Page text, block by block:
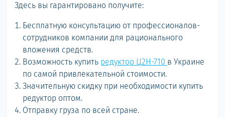
Здесь вы гарантировано получите:
Бесплатную консультацию от профессионалов-
сотрудников компании для рационального
вложения средств.
Возможность купить редуктор Ц2Н-710 в Украине
по самой привлекательной стоимости.
Значительную скидку при необходимости купить
редуктор оптом.
Отправку груза по всей стране.